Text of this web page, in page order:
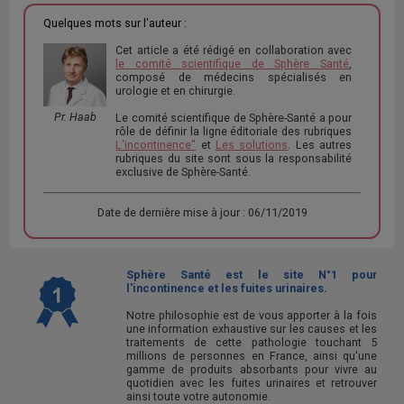
Quelques mots sur l'auteur :
Pr. Haab
Cet article a été rédigé en collaboration avec
le comité scientifique de Sphère Santé,
composé de médecins spécialisés en
urologie et en chirurgie.
Le comité scientifique de Sphère-Santé a pour
rôle de définir la ligne éditoriale des rubriques
L'incontinence" et Les solutions. Les autres
rubriques du site sont sous la responsabilité
exclusive de Sphère-Santé.
Date de dernière mise à jour : 06/11/2019
Sphère Santé est le site N°1 pour
l'incontinence et les fuites urinaires.
Notre philosophie est de vous apporter à la fois
une information exhaustive sur les causes et les
traitements de cette pathologie touchant 5
millions de personnes en France, ainsi qu'une
gamme de produits absorbants pour vivre au
quotidien avec les fuites urinaires et retrouver
ainsi toute votre autonomie.